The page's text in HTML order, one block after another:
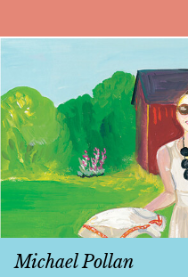
Michael Pollan